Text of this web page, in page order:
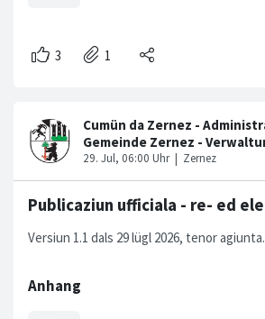
Versiun 1.1 dals 29 lügl 2026, tenor agiunta.